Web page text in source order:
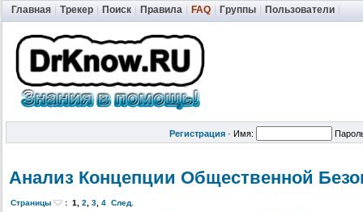
Главная Трекер Поиск Правила FAQ Группы Пользователи
Регистрация · Имя:
Анализ Концепции Общественной
Страницы : 1, 2, 3, 4 След.